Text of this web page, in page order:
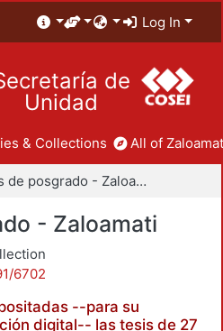
Log In
de
Unidad
& Collections All of
Tesis de posgrado - Zaloamati
- Zaloamati
6702
--para su
digital-- las tesis de 27